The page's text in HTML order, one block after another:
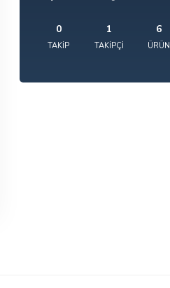
0
TAKIP
1
TAKIPÇI
6
ÜRÜN